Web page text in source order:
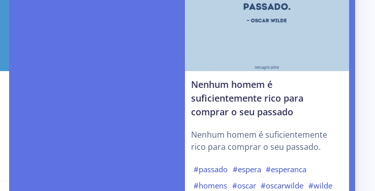
Nenhum homem é
suficientemente rico para
comprar o seu passado
Nenhum homem é suficientemente
rico para comprar o seu passado.
#passado #espera #esperanca
#homens #oscar #oscarwilde #wilde